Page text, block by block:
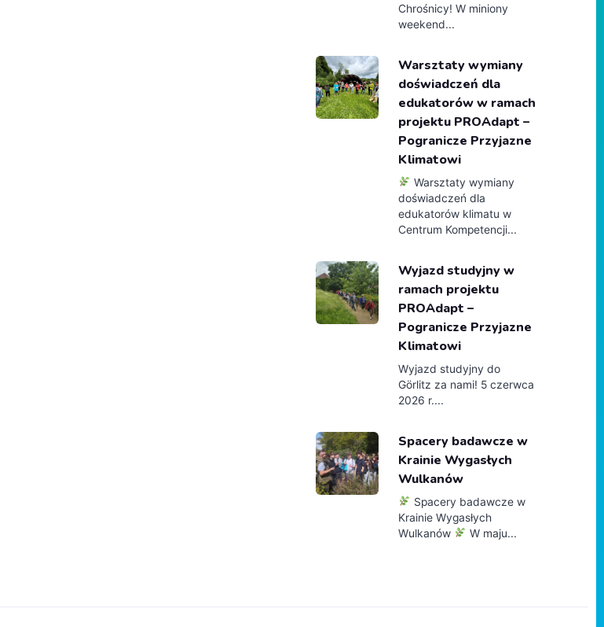
Chrośnicy! W miniony
weekend...
Warsztaty wymiany
doświadczeń dla
edukatorów w ramach
projektu PROAdapt –
Pogranicze Przyjazne
Klimatowi
Warsztaty wymiany
doświadczeń dla
edukatorów klimatu w
Centrum Kompetencji...
Wyjazd studyjny w
ramach projektu
PROAdapt –
Pogranicze Przyjazne
Klimatowi
Wyjazd studyjny do
Görlitz za nami! 5 czerwca
2026 r....
Spacery badawcze w
Krainie Wygasłych
Wulkanów
Spacery badawcze w
Krainie Wygasłych
Wulkanów
W maju...